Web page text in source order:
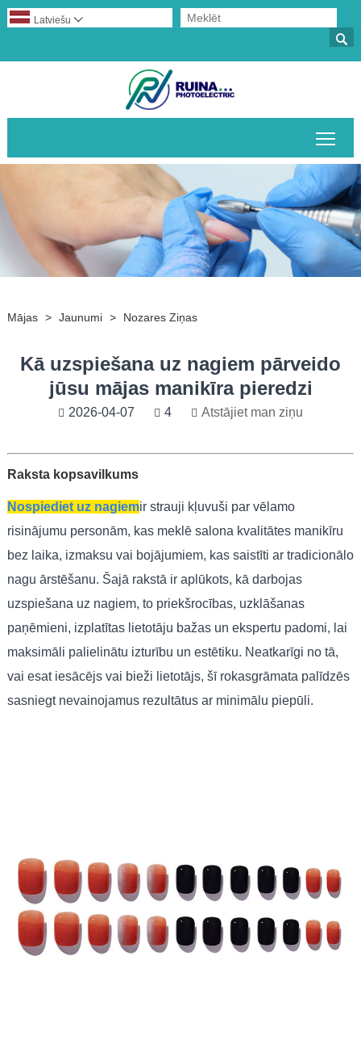

Latviešu 
Mājas > Jaunumi > Nozares Ziņas
Kā uzspiešana uz nagiem pārveido
jūsu mājas manikīra pieredzi
2026-04-07 4 Atstājiet man ziņu
Raksta kopsavilkums
Nospiediet uz nagiemir strauji kļuvuši par vēlamo
risinājumu personām, kas meklē salona kvalitātes manikīru
bez laika, izmaksu vai bojājumiem, kas saistīti ar tradicionālo
nagu ārstēšanu. Šajā rakstā ir aplūkots, kā darbojas
uzspiešana uz nagiem, to priekšrocības, uzklāšanas
paņēmieni, izplatītas lietotāju bažas un ekspertu padomi, lai
maksimāli palielinātu izturību un estētiku. Neatkarīgi no tā,
vai esat iesācējs vai bieži lietotājs, šī rokasgrāmata palīdzēs
sasniegt nevainojamus rezultātus ar minimālu piepūli.